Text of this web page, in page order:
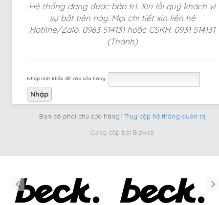
Hệ thống đang được bảo trì. Xin lỗi quý khách vì
sự bất tiện này. Mọi chi tiết xin liên hệ
Hotline/Zalo: 0963 514131 hoặc CSKH: 0931 514131
(Thành)
Nhập mật khẩu để vào cửa hàng:
Bạn có phải chủ cửa hàng? Truy cập hệ thống quản trị
Cung cấp bởi Bizweb